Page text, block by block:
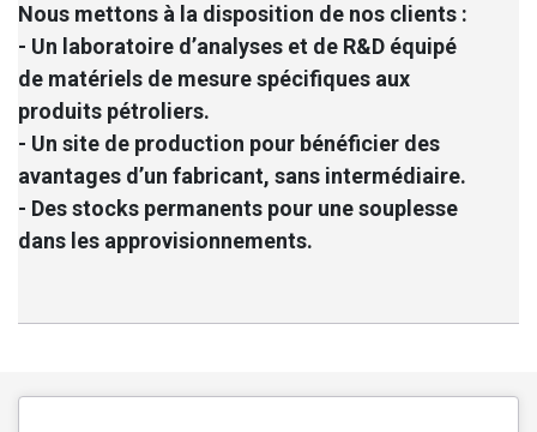
Nous mettons à la disposition de nos clients :
- Un laboratoire d’analyses et de R&D équipé
de matériels de mesure spécifiques aux
produits pétroliers.
- Un site de production pour bénéficier des
avantages d’un fabricant, sans intermédiaire.
- Des stocks permanents pour une souplesse
dans les approvisionnements.